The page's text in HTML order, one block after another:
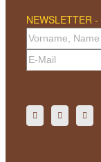
NEWSLETTER